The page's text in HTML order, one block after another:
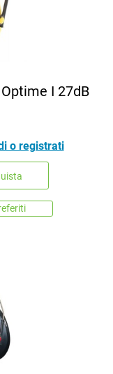
I 27dB
o registrati